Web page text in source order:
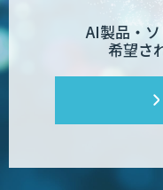
Dify
AI製品・
希望さ